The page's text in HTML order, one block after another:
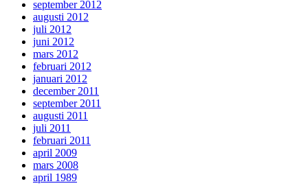
september 2012
augusti 2012
juli 2012
juni 2012
mars 2012
februari 2012
januari 2012
december 2011
september 2011
augusti 2011
juli 2011
februari 2011
april 2009
mars 2008
april 1989